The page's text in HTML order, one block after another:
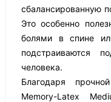
сбалансированную
Это особенно
болями в спине
подстраиваются
человека.
Благодаря
Memory-Latex